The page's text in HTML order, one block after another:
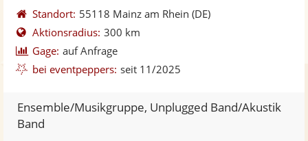
5
Sternen
Standort: 55118 Mainz am Rhein (DE)
Aktionsradius: 300 km
Gage: auf Anfrage
bei eventpeppers: seit 11/2025
Ensemble/Musikgruppe, Unplugged Band/Akustik
Band